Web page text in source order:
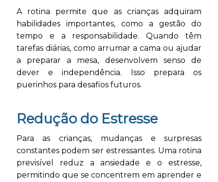
A rotina permite que as crianças adquiram
habilidades importantes, como a gestão do
tempo e a responsabilidade. Quando têm
tarefas diárias, como arrumar a cama ou ajudar
a preparar a mesa, desenvolvem senso de
dever e independência. Isso prepara os
puerinhos para desafios futuros.
Redução do Estresse
Para as crianças, mudanças e surpresas
constantes podem ser estressantes. Uma rotina
previsível reduz a ansiedade e o estresse,
permitindo que se concentrem em aprender e